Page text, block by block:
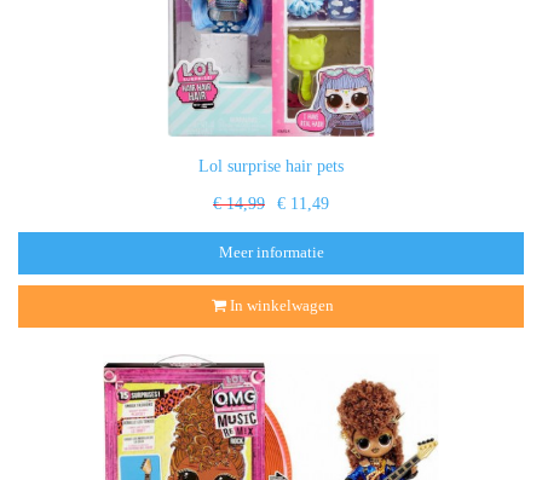
Lol surprise hair pets
€ 14,99 € 11,49
Meer informatie
In winkelwagen